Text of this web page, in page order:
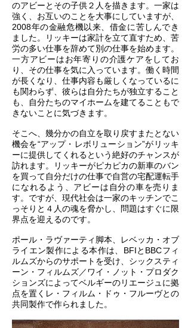
のアビーとその子供２人を描きます。一家は
強く、お互いのことを大事にしていますが、
2008年の金融危機以来、借金に苦しんでき
ました。リッキーは家計を立て直すため、苦
労の多い仕事を辞めて別の仕事を始めます。
一方アビーはお年寄りの介護ケアをしてお
り、その仕事を気に入っています。働く時間
が長くなり、仕事内容も厳しくなっているに
も関わらず、彼らは自分たちが独立すること
も、自分たちのマイホームを建てることもで
きないことに気づきます。
そこへ、幾分かの自立を取り戻すまたとない
機会を“アップ・レボリューション”がリッキ
ーに提供してくれるという絶好のチャンスが
訪れます。リッキーがピカピカの新車のバン
を買って自分だけの仕事で自営の宅配運転手
になれるよう、アビーは自分の車を売りま
す。ですが、現代社会は一家のキッチンでこ
っそりと４人の魂を脅かし、問題はすぐに限
界点を迎えるのです。
ポール・ラヴァーティ脚本、レベッカ・オブ
ライエン製作による本作は、BFIとBBCフィ
ルムズからのサポートを受け、シックスティ
ーン・フィルムズ／ワイ・ノット・プロダク
ションズによってベルギーのリエージュに拠
点を置くレ・フィルム・ドゥ・フルーヴとの
共同製作で作られました。